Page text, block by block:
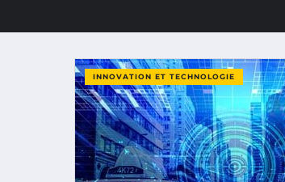
INNOVATION ET TECHNOLOGIE